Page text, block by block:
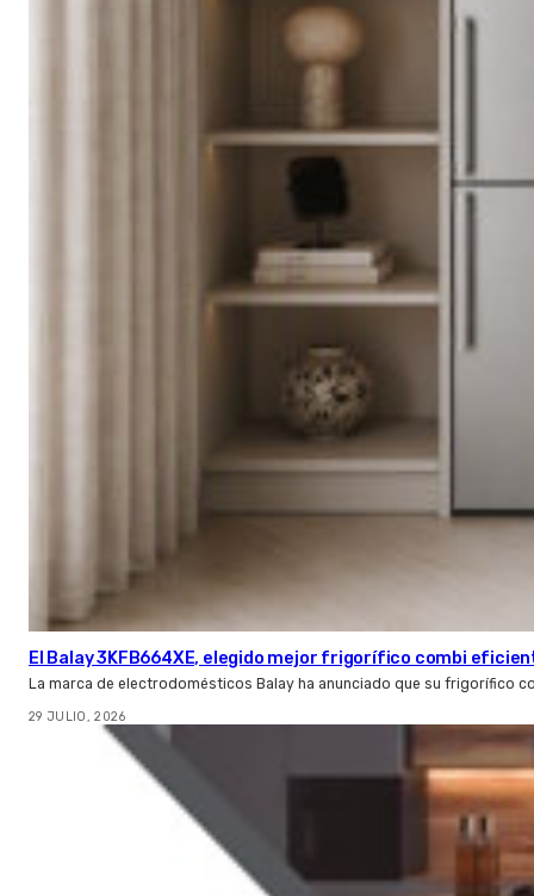
El Balay 3KFB664XE, elegido mejor frigorífico combi
La marca de electrodomésticos Balay ha anunciado que su frigorífico
29 JULIO, 2026